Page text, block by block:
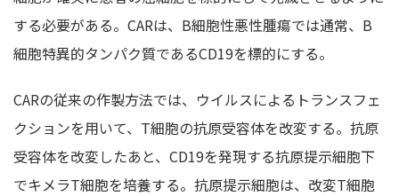
する必要がある。CARは、B細胞性悪性腫瘍では通常、B
細胞特異的タンパク質であるCD19を標的にする。
CARの従来の作製方法では、ウイルスによるトランスフェ
クションを用いて、T細胞の抗原受容体を改変する。抗原
受容体を改変したあと、CD19を発現する抗原提示細胞下
でキメラT細胞を培養する。抗原提示細胞は、改変T細胞